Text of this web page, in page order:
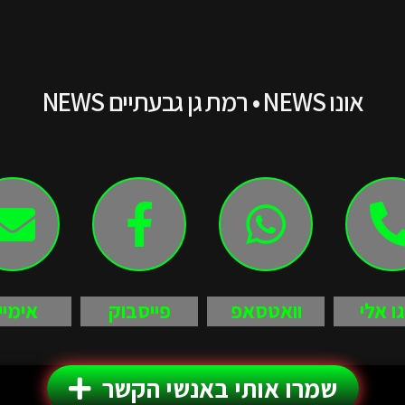
אונו NEWS • רמת גן גבעתיים NEWS
אלי וואטסאפ פייסבוק
שמרו אותי באנשי הקשר